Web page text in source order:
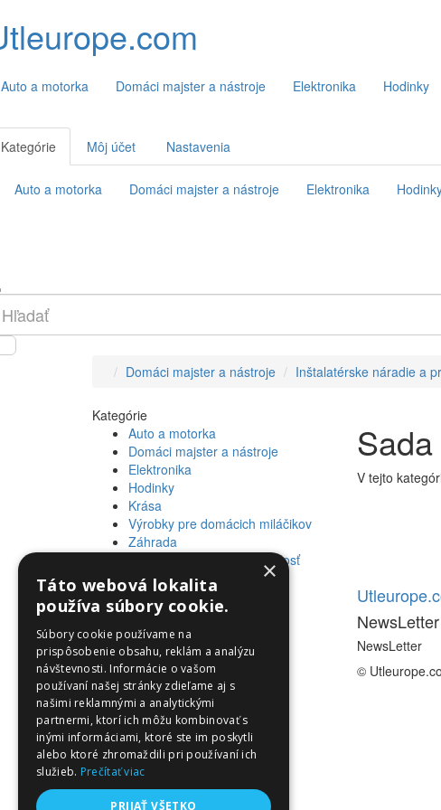
Auto a motorka Domáci majster a nástroje Elektronika Hodinky
Kategórie Môj účet Nastavenia
Auto a motorka Domáci majster a nástroje Elektronika
Domáci majster a nástroje Inštalatérske náradie a
Kategórie
Auto a motorka
Domáci majster a nástroje
Elektronika
Hodinky
Krása
Výrobky pre domácich miláčikov
Záhrada
Zdravie a osobná starostlivosť
V tejto
Informácie
NewsLetter
NewsLetter
©
×
Táto webová lokalita
používa súbory cookie.
Súbory cookie používame na
prispôsobenie obsahu, reklám a analýzu
návštevnosti. Informácie o vašom
používaní našej stránky zdieľame aj s
našimi reklamnými a analytickými
partnermi, ktorí ich môžu kombinovať s
inými informáciami, ktoré ste im poskytli
alebo ktoré zhromaždili pri používaní ich
služieb. Prečítať viac
PRIJAŤ VŠETKO